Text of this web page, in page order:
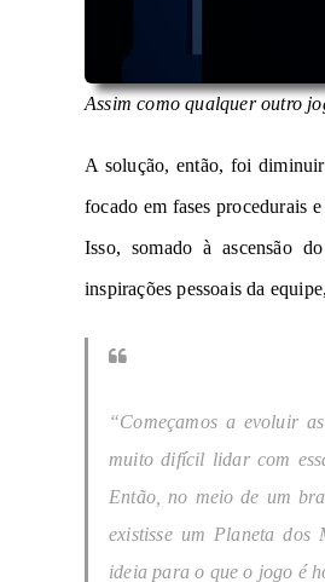
Assim como qualquer outro
A solução, então, foi
focado em fases procedurais
Isso, somado à ascensão
inspirações pessoais da
“Começamos a evoluir
muito difícil lidar com
Então, no meio de um
existisse um Planeta dos
ideia para o que o jogo é